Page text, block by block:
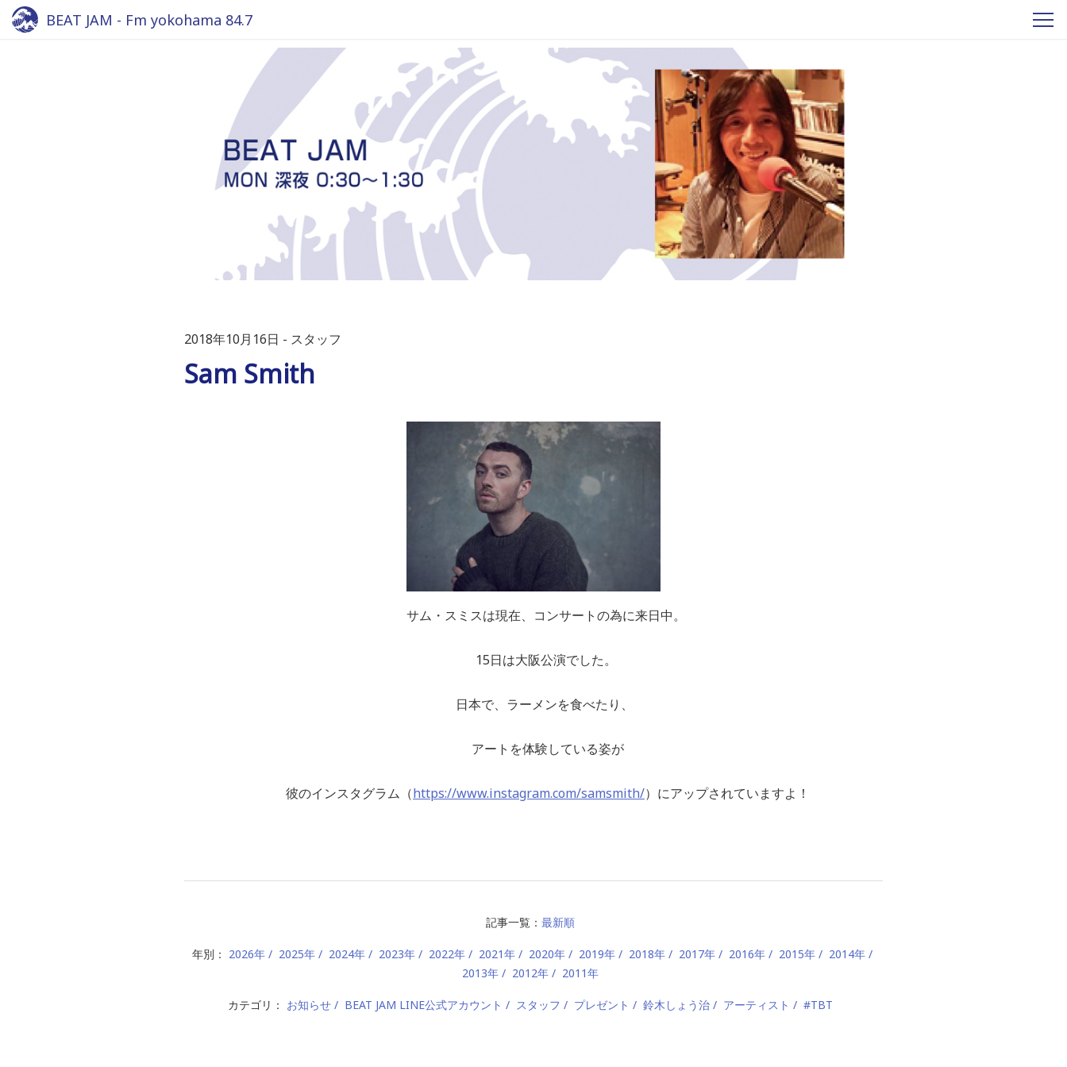
BEAT JAM - Fm yokohama 84.7
2018年10月16日 スタッフ
Sam Smith
サム・スミスは現在、コンサートの為に来日中。
15日は大阪公演でした。
日本で、ラーメンを食べたり、
アートを体験している姿が
彼のインスタグラム（https://www.instagram.com/samsmith/）にアップされていますよ！
記事一覧： 最新順
年別： 2026年 2025年 2024年 2023年 2022年 2021年 2020年 2019年 2018年 2017年 2016年 2015年
2014年
2013年
2012年 2011年
カテゴリ： お知らせ BEAT JAM LINE公式アカウント スタッフ プレゼント 鈴木しょう治 アーティスト #TBT